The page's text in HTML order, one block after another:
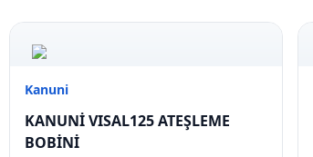
Kanuni
KANUNİ VISAL125 ATEŞLEME
BOBİNİ